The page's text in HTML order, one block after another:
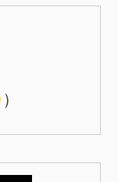
)